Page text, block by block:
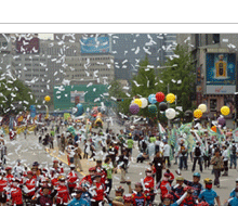
L
복
사
하
기
게
변
경
하
기
게
변
경
하
기